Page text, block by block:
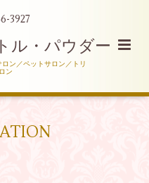
3927
ル・パウダー
ン／ペットサロン／トリ
ン